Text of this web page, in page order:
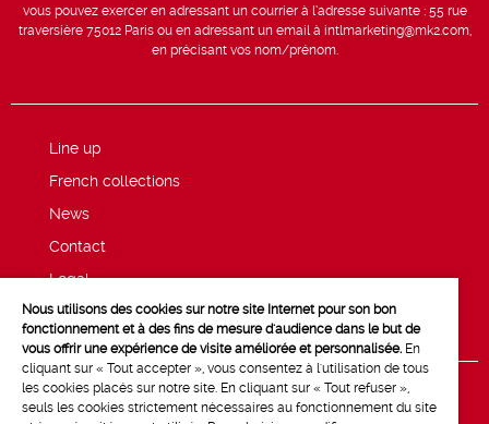
vous pouvez exercer en adressant un courrier à l’adresse suivante : 55 rue
traversière 75012 Paris ou en adressant un email à intlmarketing@mk2.com,
en précisant vos nom/prénom.
Line up
French collections
News
Contact
Legal
Privacy and cookie policy
Nous utilisons des cookies sur notre site Internet pour son bon
fonctionnement et à des fins de mesure d'audience dans le but de
vous offrir une expérience de visite améliorée et personnalisée. En
cliquant sur « Tout accepter », vous consentez à l'utilisation de tous
les cookies placés sur notre site. En cliquant sur « Tout refuser »,
seuls les cookies strictement nécessaires au fonctionnement du site